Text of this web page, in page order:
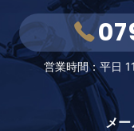
営業時間：平日
メ